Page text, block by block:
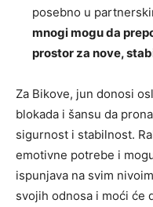
posebno u
mnogi mogu da
prostor za nove,
Za Bikove, jun donosi
blokada i šansu da
sigurnost i stabilnost.
emotivne potrebe i
ispunjava na svim
svojih odnosa i moći će